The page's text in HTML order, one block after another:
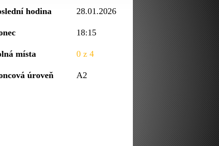
hodina 28.01.2026
18:15
místa 0 z 4
úroveň A2